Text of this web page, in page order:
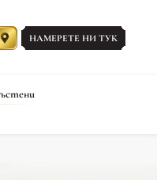
НАМЕРЕТЕ НИ ТУК